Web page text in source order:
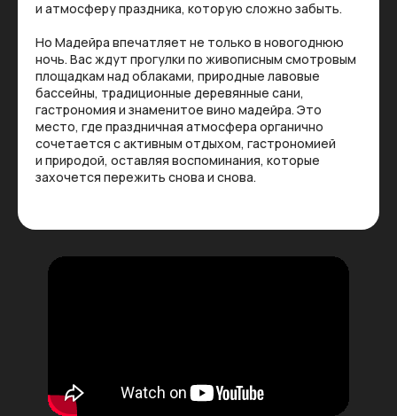
и атмосферу праздника, которую сложно забыть.
Но Мадейра впечатляет не только в новогоднюю
ночь. Вас ждут прогулки по живописным смотровым
площадкам над облаками, природные лавовые
бассейны, традиционные деревянные сани,
гастрономия и знаменитое вино мадейра. Это
место, где праздничная атмосфера органично
сочетается с активным отдыхом, гастрономией
и природой, оставляя воспоминания, которые
захочется пережить снова и снова.